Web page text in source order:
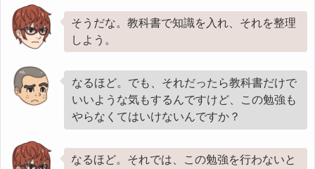
そうだな。教科書で知識を入れ、それを整理
しよう。
なるほど。でも、それだったら教科書だけで
いいような気もするんですけど、この勉強も
やらなくてはいけないんですか？
なるほど。それでは、この勉強を行わないと